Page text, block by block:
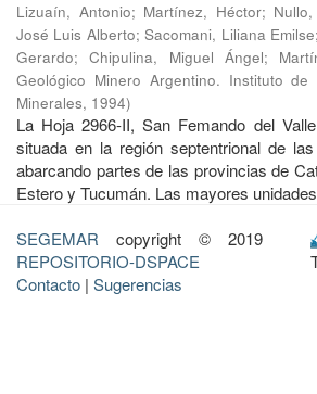
Lizuaín, Antonio; Martínez, Héctor;
José Luis Alberto;Sacomani, Liliana Emilse;
Gerardo;Chipulina, Miguel Ángel;
Geológico Minero Argentino. Instituto
Minerales, 1994)
La Hoja 2966-II, San Femando del
situada en la región septentrional de
abarcando partes de las provincias de
Estero y Tucumán. Las mayores
SEGEMAR copyright © 2019
REPOSITORIO-DSPACE
Contacto | Sugerencias